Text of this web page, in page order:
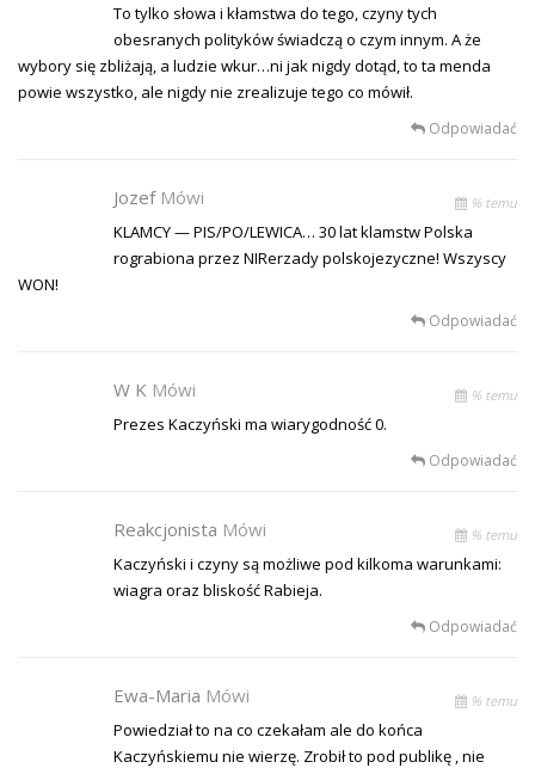
To tylko słowa i kłamstwa do tego, czyny tych
obesranych polityków świadczą o czym innym. A że
wybory się zbliżają, a ludzie wkur…ni jak nigdy dotąd, to ta menda
powie wszystko, ale nigdy nie zrealizuje tego co mówił.
Odpowiadać
Jozef Mówi % temu
KLAMCY — PIS/PO/LEWICA… 30 lat klamstw Polska
rograbiona przez NIRerzady polskojezyczne! Wszyscy
WON!
Odpowiadać
W K Mówi % temu
Prezes Kaczyński ma wiarygodność 0.
Odpowiadać
Reakcjonista Mówi % temu
Kaczyński i czyny są możliwe pod kilkoma warunkami:
wiagra oraz bliskość Rabieja.
Odpowiadać
Ewa-Maria Mówi % temu
Powiedział to na co czekałam ale do końca
Kaczyńskiemu nie wierzę. Zrobił to pod publikę , nie